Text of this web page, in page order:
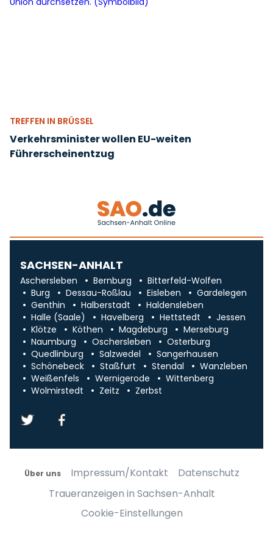
TREFFEN IN BRÜSSEL
Verkehrsminister wollen EU-weiten
Führerscheinentzug
SACHSEN-ANHALT
Aschersleben Bernburg
Bitterfeld-Wolfen
Burg
Dessau-Roßlau Eisleben
Gardelegen
Genthin
Halberstadt
Haldensleben
Halle (Saale)
Havelberg Hettstedt
Jessen
Klötze
Köthen Magdeburg
Merseburg
Naumburg
Oschersleben
Osterburg
Quedlinburg
Salzwedel
Sangerhausen
Schönebeck
Staßfurt Stendal
Wanzleben
Weißenfels
Wernigerode
Wittenberg
Wolmirstedt
Zeitz Zerbst
Über uns Impressum/Kontakt
Datenschutz
Traueranzeigen in Sachsen-Anhalt
Cookie-Einstellungen